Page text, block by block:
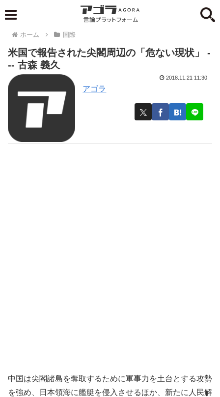
ホーム 国際
米国で報告された尖閣周辺の「危ない現状」 -
-- 古森 義久
アゴラ
2018.11.21 11:30
中国は尖閣諸島を奪取するために軍事力を土台とする攻勢
を強め、日本領海に艦艇を侵入させるほか、新たに人民解